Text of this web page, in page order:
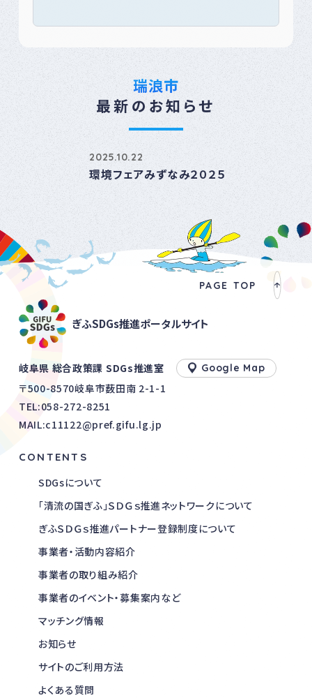
瑞浪市
最新のお知らせ
2025.10.22
環境フェアみずなみ２０２５
PAGE TOP
ぎふSDGs推進ポータルサイト
岐阜県 総合政策課 SDGs推進室 Google Map
〒500-8570岐阜市薮田南 2-1-1
TEL:058-272-8251
MAIL:c11122@pref.gifu.lg.jp
CONTENTS
SDGsについて
「清流の国ぎふ」ＳＤＧｓ推進ネットワークについて
ぎふＳＤＧｓ推進パートナー登録制度について
事業者・活動内容紹介
事業者の取り組み紹介
事業者のイベント・募集案内など
マッチング情報
お知らせ
サイトのご利用方法
よくある質問